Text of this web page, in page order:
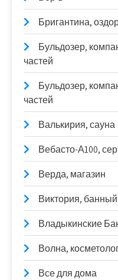
Бригантина,
Бульдозер,
частей
Бульдозер,
частей
Валькирия, сауна
Вебасто-А100,
Верда, магазин
Виктория,
Владыкинские
Волна,
Все для дома